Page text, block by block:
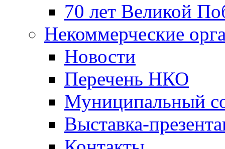
70 лет Великой
Некоммерческие
Новости
Перечень НКО
Муниципальный
Выставка-